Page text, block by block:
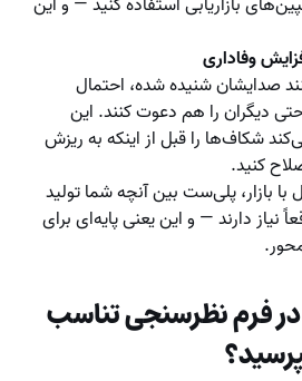
صدایشان شنیده شده، احتمال
دیگران را هم دعوت کنند. این
شکاف‌ها را قبل از اینکه به ریزش
کنید.
بازار، پلی‌ست بین آنچه شما تولید
نیاز دارند — و این یعنی پایه‌ای برای
در فرم نظرسنجی تناسب